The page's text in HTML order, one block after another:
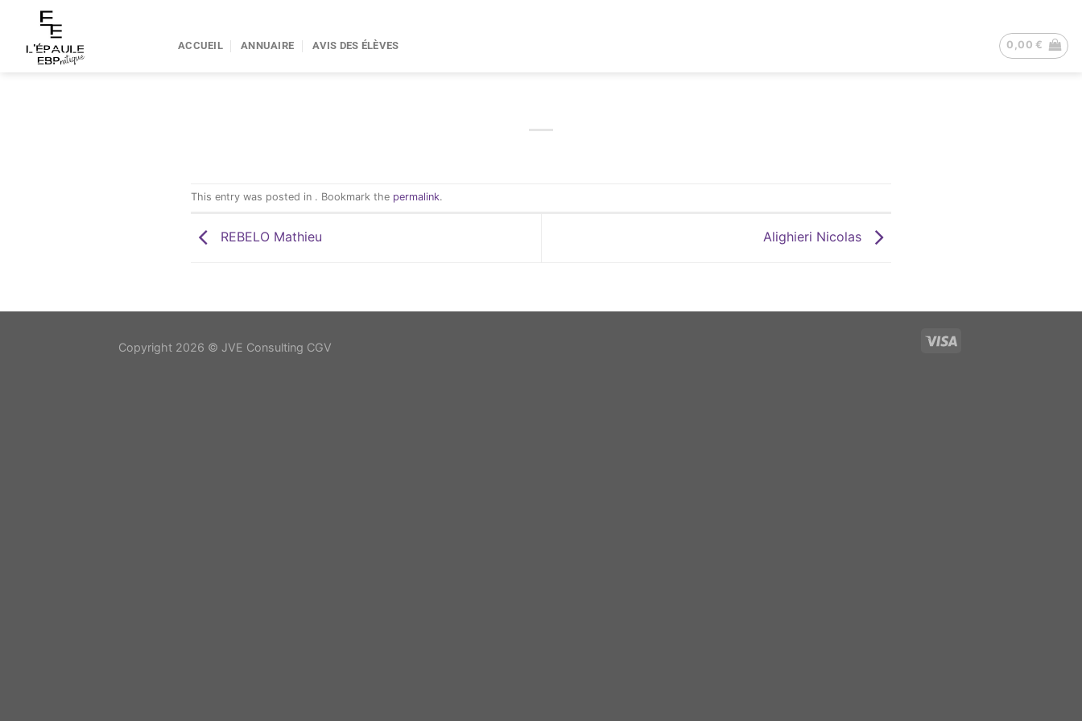
contenu
ACCUEIL ANNUAIRE AVIS DES ÉLÈVES 0,00€
This entry was posted in . Bookmark the permalink.
REBELO Mathieu Alighieri Nicolas
Copyright 2026 © JVE Consulting CGV